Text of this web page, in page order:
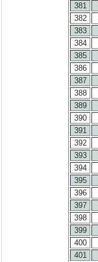
381
382
383
384
385
386
387
388
389
390
391
392
393
394
395
396
397
398
399
400
401